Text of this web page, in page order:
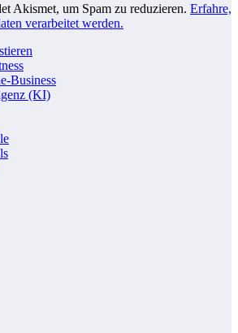
Akismet, um Spam zu reduzieren. Erfahre,
verarbeitet werden.
Business
(KI)